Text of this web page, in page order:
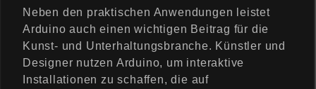
Neben den praktischen Anwendungen leistet
Arduino auch einen wichtigen Beitrag für die
Kunst- und Unterhaltungsbranche. Künstler und
Designer nutzen Arduino, um interaktive
Installationen zu schaffen, die auf